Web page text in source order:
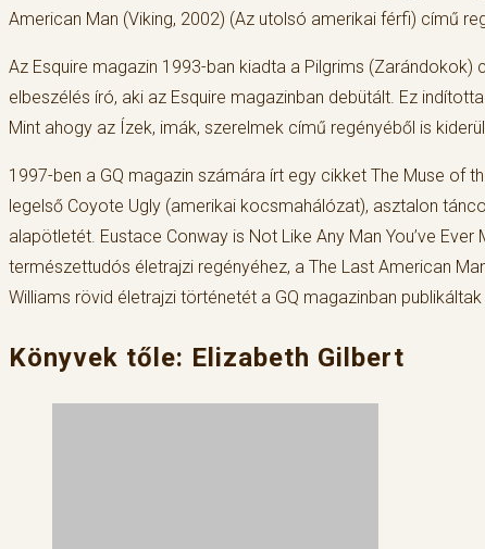
American Man (Viking, 2002) (Az utolsó amerikai férfi) című
Az Esquire magazin 1993-ban kiadta a Pilgrims
elbeszélés író, aki az Esquire magazinban debütált. Ez
Mint ahogy az Ízek, imák, szerelmek című regényéből is
1997-ben a GQ magazin számára írt egy cikket The Muse of
legelső Coyote Ugly (amerikai kocsmahálózat), asztalon
alapötletét. Eustace Conway is Not Like Any Man You’ve
természettudós életrajzi regényéhez, a The Last American
Williams rövid életrajzi történetét a GQ magazinban
Könyvek tőle: Elizabeth Gilbert